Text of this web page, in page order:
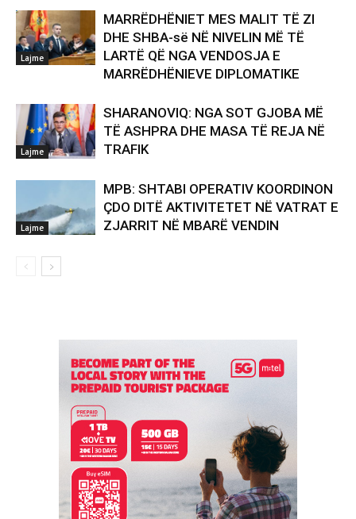
Lajme
MARRËDHËNIET MES MALIT TË ZI
DHE SHBA-së NË NIVELIN MË TË
LARTË QË NGA VENDOSJA E
MARRËDHËNIEVE DIPLOMATIKE
Lajme
SHARANOVIQ: NGA SOT GJOBA MË
TË ASHPRA DHE MASA TË REJA NË
TRAFIK
Lajme
MPB: SHTABI OPERATIV KOORDINON
ÇDO DITË AKTIVITETET NË VATRAT E
ZJARRIT NË MBARË VENDIN